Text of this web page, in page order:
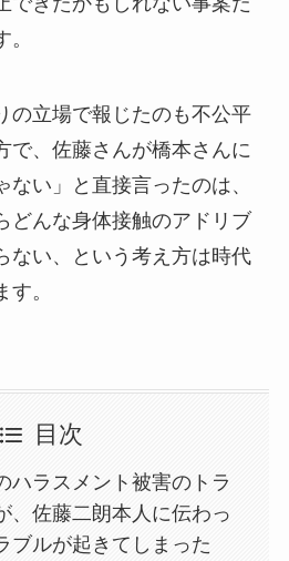
の立場で報じたのも不公平
で、佐藤さんが橋本さんに
ない」と直接言ったのは、
どんな身体接触のアドリブ
ない、という考え方は時代
。
目次
ハラスメント被害のトラ
、佐藤二朗本人に伝わっ
ブルが起きてしまった